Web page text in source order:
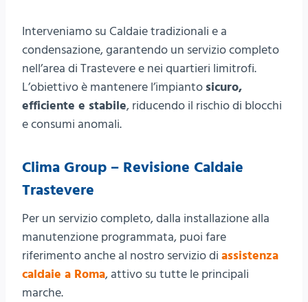
Interveniamo su Caldaie tradizionali e a
condensazione, garantendo un servizio completo
nell’area di Trastevere e nei quartieri limitrofi.
L’obiettivo è mantenere l’impianto sicuro,
efficiente e stabile, riducendo il rischio di blocchi
e consumi anomali.
Clima Group – Revisione Caldaie
Trastevere
Per un servizio completo, dalla installazione alla
manutenzione programmata, puoi fare
riferimento anche al nostro servizio di assistenza
caldaie a Roma, attivo su tutte le principali
marche.